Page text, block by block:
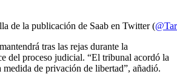
de la publicación de Saab en Twitter (
tras las rejas durante la
del proceso judicial. “El tribunal acordó la
de privación de libertad”, añadió.